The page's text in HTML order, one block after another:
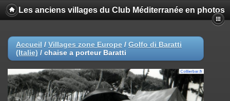
Les anciens villages du Club Méditerranée en photos
Accueil / Villages zone Europe / Golfo di Baratti
(Italie) / chaise a porteur Baratti